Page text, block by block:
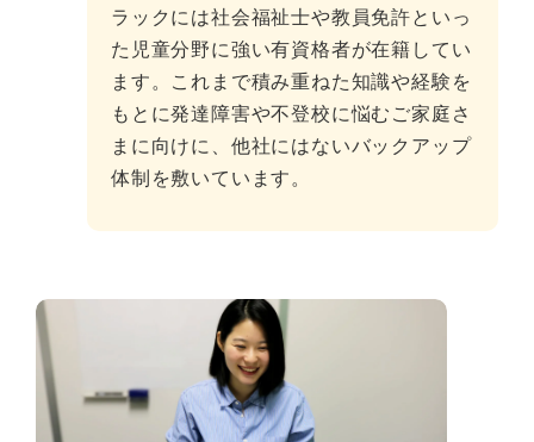
ラックには社会福祉士や教員免許といっ
た児童分野に強い有資格者が在籍してい
ます。これまで積み重ねた知識や経験を
もとに発達障害や不登校に悩むご家庭さ
まに向けに、他社にはないバックアップ
体制を敷いています。